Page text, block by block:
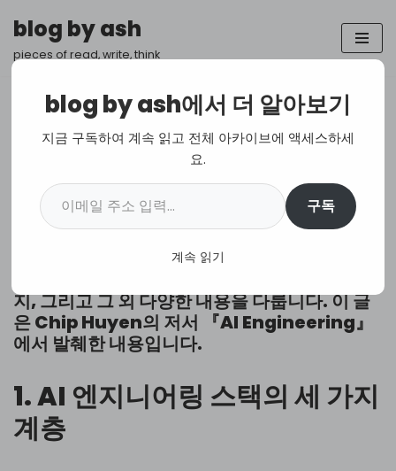
콘
텐
blog by ash
pieces of read, write, think
AI 엔지니어링 스택
Translation,AI,Product
AI 스택의 세 가지 계층, AI 엔지니어링이 ML 엔
지, 그리고 그 외 다양한 내용을 다룹니다. 이 글
은 Chip Huyen의 저서 『AI Engineering』
에서 발췌한 내용입니다.
1. AI 엔지니어링 스택의 세 가지
계층
blog by ash에서 더 알아보기
지금 구독하여 계속 읽고 전체 아카이브에 액세스하세
요.
구독
계속 읽기